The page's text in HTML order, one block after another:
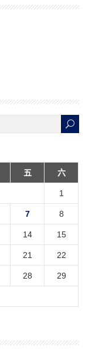
五 六
1
7 8
14 15
21 22
28 29